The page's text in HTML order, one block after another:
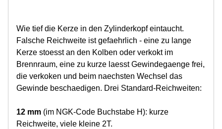
Wie tief die Kerze in den Zylinderkopf eintaucht.
Falsche Reichweite ist gefaehrlich - eine zu lange
Kerze stoesst an den Kolben oder verkokt im
Brennraum, eine zu kurze laesst Gewindegaenge frei,
die verkoken und beim naechsten Wechsel das
Gewinde beschaedigen. Drei Standard-Reichweiten:
12 mm (im NGK-Code Buchstabe H): kurze
Reichweite, viele kleine 2T.